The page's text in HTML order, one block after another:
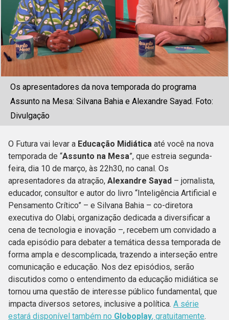
Os apresentadores da nova temporada do programa
Assunto na Mesa: Silvana Bahia e Alexandre Sayad. Foto:
Divulgação
O Futura vai levar a Educação Midiática até você na nova
temporada de “Assunto na Mesa”, que estreia segunda-
feira, dia 10 de março, às 22h30, no canal. Os
apresentadores da atração, Alexandre Sayad – jornalista,
educador, consultor e autor do livro “Inteligência Artificial e
Pensamento Crítico” – e Silvana Bahia – co-diretora
executiva do Olabi, organização dedicada a diversificar a
cena de tecnologia e inovação –, recebem um convidado a
cada episódio para debater a temática dessa temporada de
forma ampla e descomplicada, trazendo a interseção entre
comunicação e educação. Nos dez episódios, serão
discutidos como o entendimento da educação midiática se
tornou uma questão de interesse público fundamental, que
impacta diversos setores, inclusive a política. A série
estará disponível também no Globoplay, gratuitamente.